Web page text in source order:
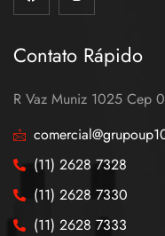
Contato Rápido
R Vaz Muniz 1025 Cep
(11) 2628 7328
(11) 2628 7330
(11) 2628 7333